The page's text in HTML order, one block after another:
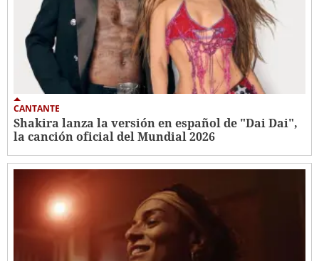
CANTANTE
Shakira lanza la versión en español de "Dai Dai",
la canción oficial del Mundial 2026